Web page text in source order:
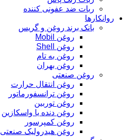
ربات ضد عفونی کننده
روانکارها
بانک برند روغن و گریس
روغن Mobil
روغن Shell
روغن به تام
روغن بهران
روغن صنعتی
روغن انتقال حرارت
روغن ترانسفورماتور
روغن توربین
روغن دنده یا واسکازین
روغن کمپرسور
روغن هیدرولیک صنعتی